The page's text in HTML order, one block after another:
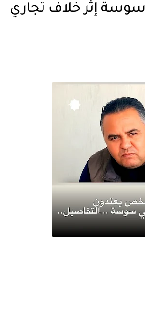
سوسة إثر خلاف تجاري